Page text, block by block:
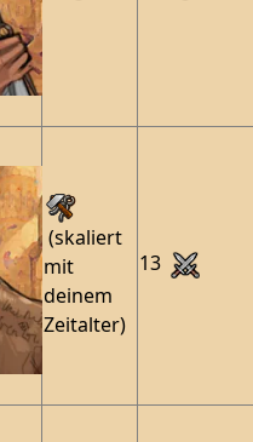
(skaliert
mit
deinem
Zeitalter)
13